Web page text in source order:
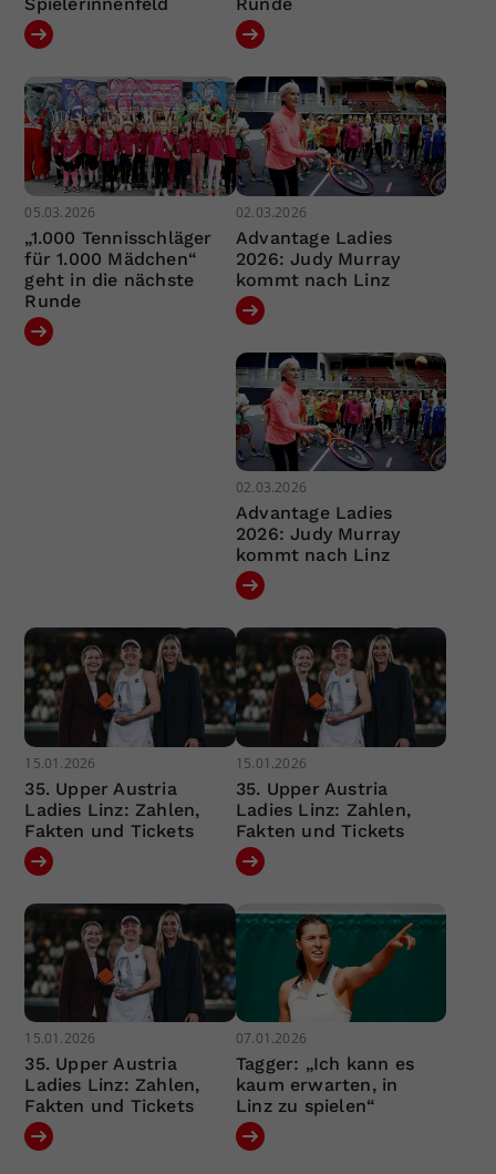
05.03.2026
„1.000 Tennisschläger
für 1.000 Mädchen“
geht in die nächste
Runde
02.03.2026
Advantage Ladies
2026: Judy Murray
kommt nach Linz
02.03.2026
Advantage Ladies
2026: Judy Murray
kommt nach Linz
15.01.2026
35. Upper Austria
Ladies Linz: Zahlen,
Fakten und Tickets
15.01.2026
35. Upper Austria
Ladies Linz: Zahlen,
Fakten und Tickets
15.01.2026
35. Upper Austria
Ladies Linz: Zahlen,
Fakten und Tickets
07.01.2026
Tagger: „Ich kann es
kaum erwarten, in
Linz zu spielen“